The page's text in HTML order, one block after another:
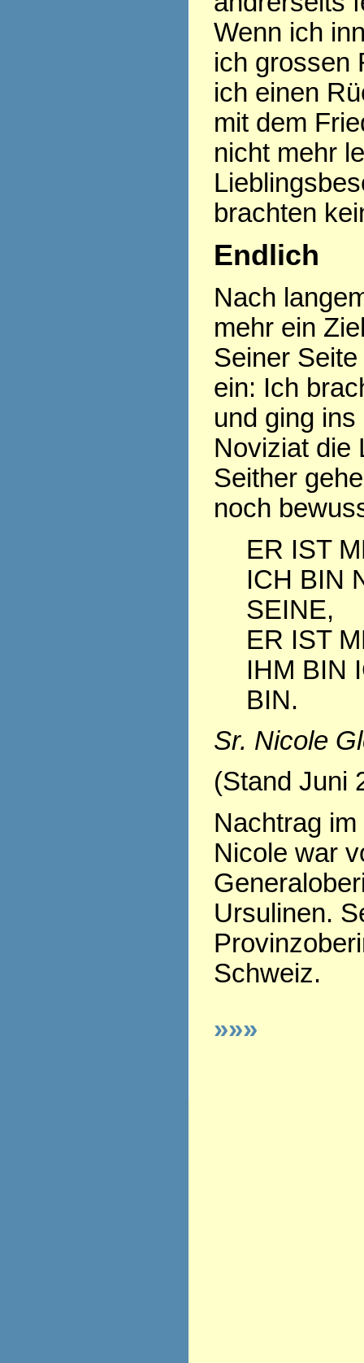
Wenn ich
ich grossen
ich einen
mit dem
nicht mehr
brachten
Endlich
Nach
mehr ein
Seiner
ein: Ich
und ging
Noviziat die
Seither
noch
ER IST
ICH BIN
SEINE,
ER IST
IHM BIN
BIN.
Sr. Nicole
(Stand Juni
Nachtrag
Nicole war
Ursulinen.
Schweiz.
»»»